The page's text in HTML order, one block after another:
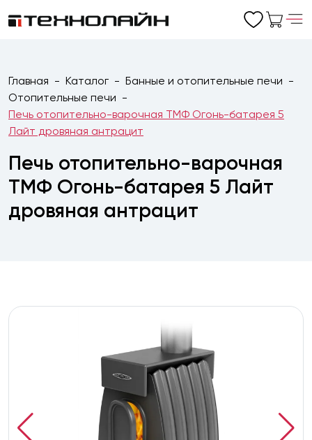
Главная Каталог
Банные и отопительные печи
Отопительные печи
Печь отопительно-варочная ТМФ Огонь-батарея 5
Лайт дровяная антрацит
Печь отопительно-варочная
ТМФ Огонь-батарея 5 Лайт
дровяная антрацит